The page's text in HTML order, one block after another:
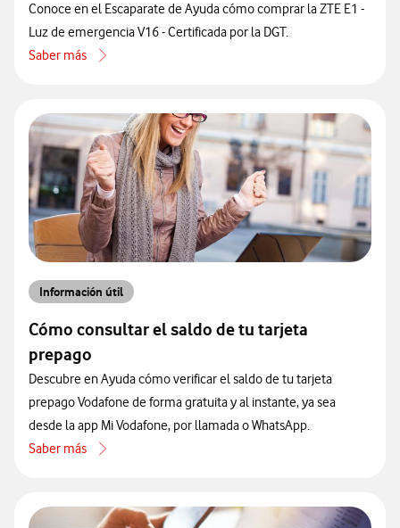
Conoce en el Escaparate de Ayuda cómo comprar la ZTE E1 -
Luz de emergencia V16 - Certificada por la DGT.
Saber más
acerca de Especificaciones de ZTE E1 - Luz de emergencia V16 -
Información útil
Cómo consultar el saldo de tu tarjeta
prepago
Descubre en Ayuda cómo verificar el saldo de tu tarjeta
prepago Vodafone de forma gratuita y al instante, ya sea
desde la app Mi Vodafone, por llamada o WhatsApp.
Saber más
acerca de Cómo consultar el saldo de tu tarjeta prepago